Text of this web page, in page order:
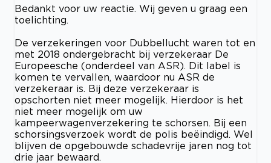
Bedankt voor uw reactie. Wij geven u graag een
toelichting.
De verzekeringen voor Dubbellucht waren tot en
met 2018 ondergebracht bij verzekeraar De
Europeesche (onderdeel van ASR). Dit label is
komen te vervallen, waardoor nu ASR de
verzekeraar is. Bij deze verzekeraar is
opschorten niet meer mogelijk. Hierdoor is het
niet meer mogelijk om uw
kampeerwagenverzekering te schorsen. Bij een
schorsingsverzoek wordt de polis beëindigd. Wel
blijven de opgebouwde schadevrije jaren nog tot
drie jaar bewaard.